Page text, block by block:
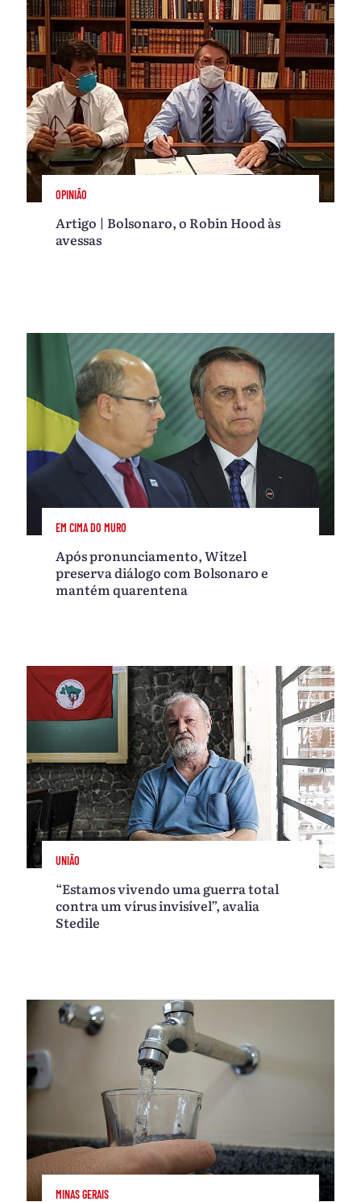
OPINIÃO
Artigo | Bolsonaro, o Robin Hood às
avessas
EM CIMA DO MURO
Após pronunciamento, Witzel
preserva diálogo com Bolsonaro e
mantém quarentena
UNIÃO
“Estamos vivendo uma guerra total
contra um vírus invisível”, avalia
Stedile
MINAS GERAIS